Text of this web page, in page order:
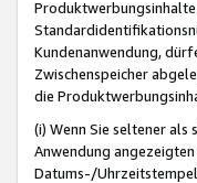
Kundenanwendung,
Zwischenspeicher
die
(i) Wenn Sie seltener
Anwendung
Datums-/